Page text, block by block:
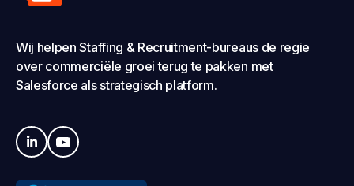
Wij helpen Staffing & Recruitment-bureaus de regie
over commerciële groei terug te pakken met
Salesforce als strategisch platform.